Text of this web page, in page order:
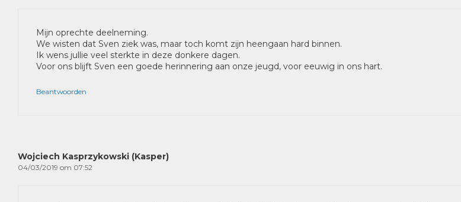
Mijn oprechte deelneming.
We wisten dat Sven ziek was, maar toch komt zijn heengaan hard binnen.
Ik wens jullie veel sterkte in deze donkere dagen.
Voor ons blijft Sven een goede herinnering aan onze jeugd, voor eeuwig in ons hart.
Beantwoorden
Wojciech Kasprzykowski (Kasper)
04/03/2019 om 07:52